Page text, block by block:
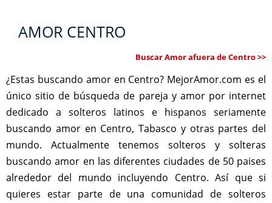
AMOR CENTRO
Buscar Amor afuera de Centro >>
¿Estas buscando amor en Centro? MejorAmor.com es el
único sitio de búsqueda de pareja y amor por internet
dedicado a solteros latinos e hispanos seriamente
buscando amor en Centro, Tabasco y otras partes del
mundo. Actualmente tenemos solteros y solteras
buscando amor en las diferentes ciudades de 50 paises
alrededor del mundo incluyendo Centro. Así que si
quieres estar parte de una comunidad de solteros